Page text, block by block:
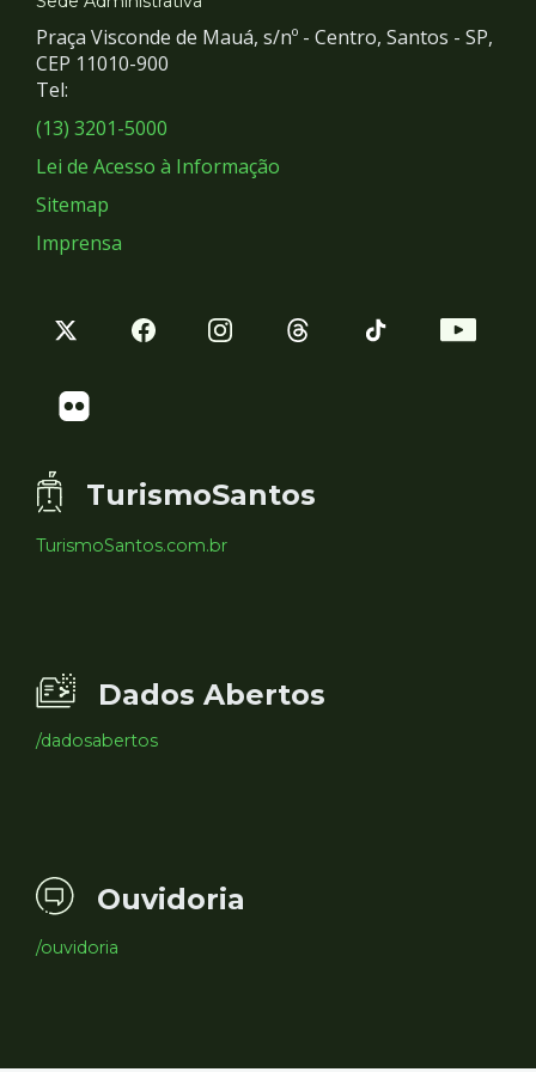
e
Redes
Sociais
Praça Visconde de Mauá, s/nº - Centro, Santos - SP,
CEP 11010-900
Tel:
(13) 3201-5000
Lei de Acesso à Informação
Sitemap
Imprensa
TurismoSantos
TurismoSantos.com.br
Dados Abertos
/dadosabertos
Ouvidoria
/ouvidoria